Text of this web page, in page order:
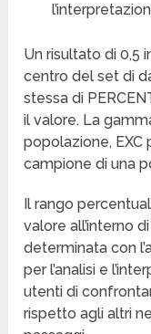
Un risultato di 0,5
centro del set di
stessa di
il valore. La
popolazione, EXC
campione di una
Il rango
valore all’interno
determinata con
per l’analisi e
utenti di
rispetto agli altri